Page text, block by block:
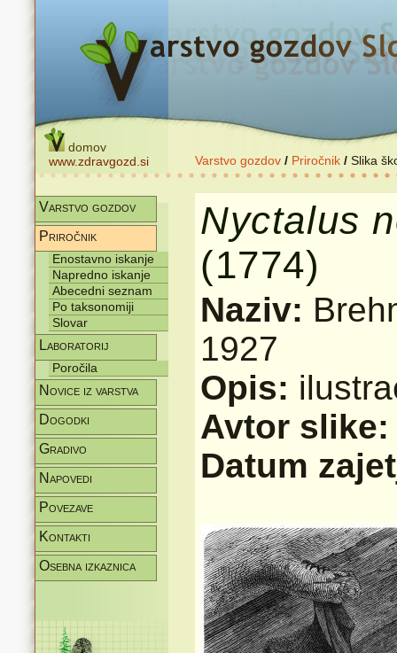
domov
www.zdravgozd.si
Varstvo gozdov / Priročnik / Slika
Varstvo gozdov
Priročnik
Enostavno iskanje
Napredno iskanje
Abecedni seznam
Po taksonomiji
Slovar
Laboratorij
Poročila
Novice iz varstva
Dogodki
Gradivo
Napovedi
Povezave
Kontakti
Osebna izkaznica
Nyctalus
(1774)
Naziv:
1927
Opis:
Avtor
Datum